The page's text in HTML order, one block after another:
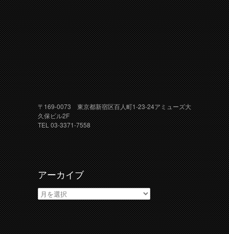
〒169-0073 東京都新宿区百人町1-23-24アミューズ大
久保ビル2F
TEL 03-3371-7558
アーカイブ
ア
ー
カ
イ
ブ